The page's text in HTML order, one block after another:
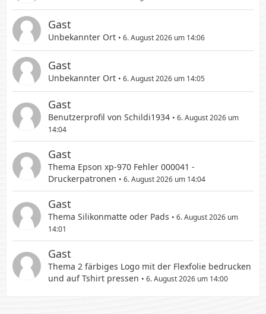
Gast
Unbekannter Ort 6. August 2026 um 14:06
Gast
Unbekannter Ort 6. August 2026 um 14:05
Gast
Benutzerprofil von Schildi1934
6. August 2026 um
14:04
Gast
Thema Epson xp-970 Fehler 000041 -
Druckerpatronen
6. August 2026 um 14:04
Gast
Thema Silikonmatte oder Pads
6. August 2026 um
14:01
Gast
Thema 2 färbiges Logo mit der Flexfolie bedrucken
und auf Tshirt pressen
6. August 2026 um 14:00